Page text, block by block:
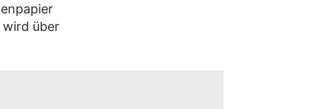
wird über